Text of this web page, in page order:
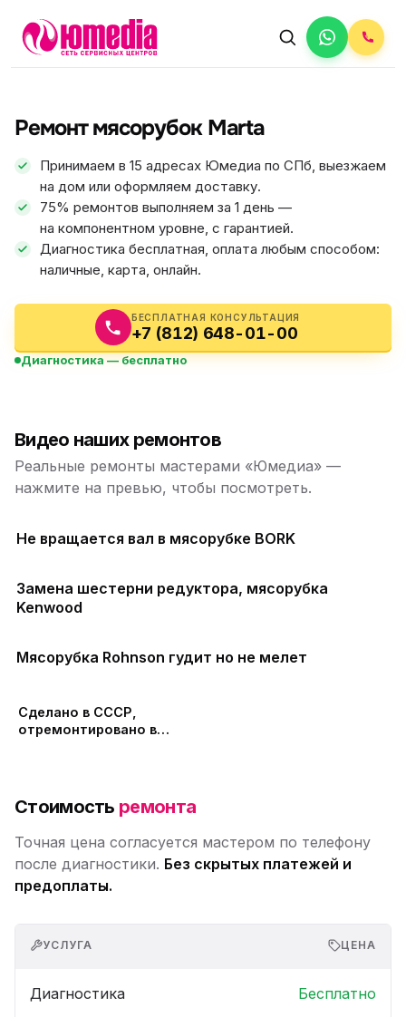
Ремонт мясорубок Marta
Принимаем в 15 адресах Юмедиа по СПб, выезжаем
на дом или оформляем доставку.
75% ремонтов выполняем за 1 день —
на компонентном уровне, с гарантией.
Диагностика бесплатная, оплата любым способом:
наличные, карта, онлайн.
БЕСПЛАТНАЯ КОНСУЛЬТАЦИЯ
+7 (812) 648-01-00
Диагностика — бесплатно
ФИКС ЦЕНА
АВТОРИЗОВАННЫЙ СЕРВИС
Видео наших ремонтов
Реальные ремонты мастерами «Юмедиа» —
нажмите на превью, чтобы посмотреть.
Не вращается вал в мясорубке BORK
Замена шестерни редуктора, мясорубка
Kenwood
Мясорубка Rohnson гудит но не мелет
Сделано в СССР,
отремонтировано в
Стоимость ремонта
Точная цена согласуется мастером по телефону
после диагностики. Без скрытых платежей и
предоплаты.
УСЛУГА ЦЕНА
Диагностика Бесплатно